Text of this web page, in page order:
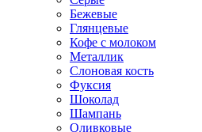
Бежевые
Глянцевые
Кофе с молоком
Металлик
Слоновая кость
Фуксия
Шоколад
Шампань
Оливковые